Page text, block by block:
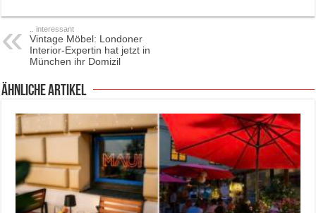
.. interessant
Vintage Möbel: Londoner
Interior-Expertin hat jetzt in
München ihr Domizil
ähnliche Artikel